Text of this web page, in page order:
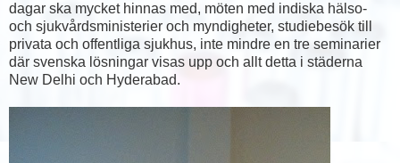
dagar ska mycket hinnas med, möten med indiska hälso-
och sjukvårdsministerier och myndigheter, studiebesök till
privata och offentliga sjukhus, inte mindre en tre seminarier
där svenska lösningar visas upp och allt detta i städerna
New Delhi och Hyderabad.